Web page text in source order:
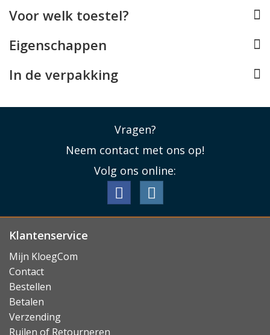
Voor welk toestel?
Eigenschappen
In de verpakking
Vragen?
Neem contact met ons op!
Volg ons online:
Klantenservice
Mijn KloegCom
Contact
Bestellen
Betalen
Verzending
Ruilen of Retourneren